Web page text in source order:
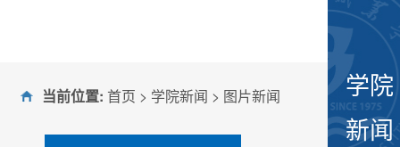
当前位置: 首页 > 学院新闻 > 图片新闻
学院
新闻